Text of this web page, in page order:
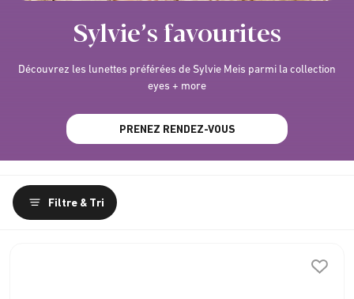
Sylvie’s favourites
Découvrez les lunettes préférées de Sylvie Meis parmi la collection
eyes + more
PRENEZ RENDEZ-VOUS
Filtre & Tri